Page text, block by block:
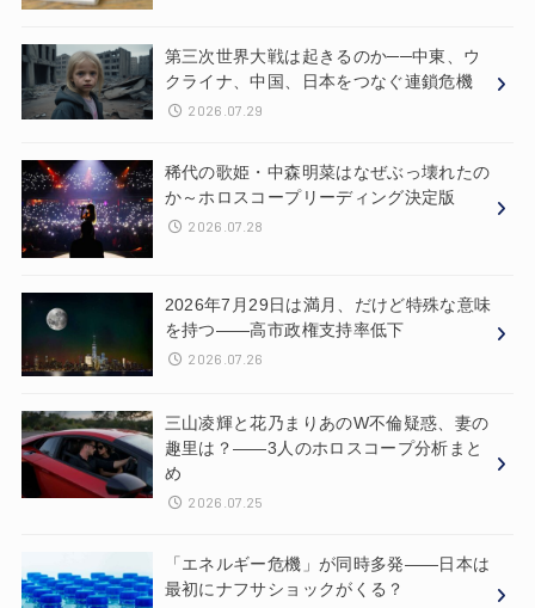
第三次世界大戦は起きるのか──中東、ウ
クライナ、中国、日本をつなぐ連鎖危機
2026.07.29
稀代の歌姫・中森明菜はなぜぶっ壊れたの
か～ホロスコープリーディング決定版
2026.07.28
2026年7月29日は満月、だけど特殊な意味
を持つ——高市政権支持率低下
2026.07.26
三山凌輝と花乃まりあのW不倫疑惑、妻の
趣里は？——3人のホロスコープ分析まと
め
2026.07.25
「エネルギー危機」が同時多発——日本は
最初にナフサショックがくる？